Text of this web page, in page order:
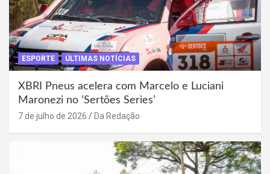
ESPORTE ÚLTIMAS NOTÍCIAS
XBRI Pneus acelera com Marcelo e Luciani
Maronezi no ‘Sertões Series’
7 de julho de 2026 Da Redação